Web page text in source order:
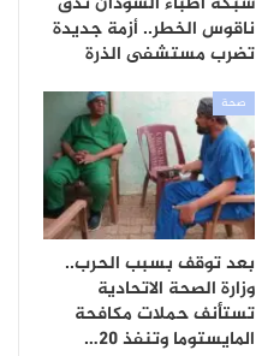
ناقوس الخطر.. أزمة جديدة
تضرب مستشفى الذرة
صحة
بعد توقف بسبب الحرب..
وزارة الصحة الاتحادية
تستأنف حملات مكافحة
المايستوما وتنفذ 20…